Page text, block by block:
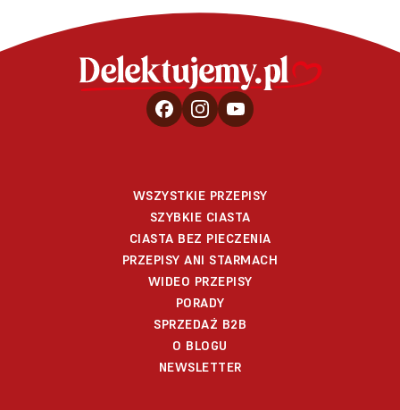
WSZYSTKIE PRZEPISY
SZYBKIE CIASTA
CIASTA BEZ PIECZENIA
PRZEPISY ANI STARMACH
WIDEO PRZEPISY
PORADY
SPRZEDAŻ B2B
O BLOGU
NEWSLETTER